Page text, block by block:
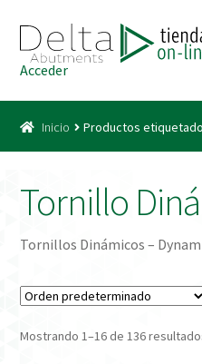
a
la
navegación
al
contenido
Acceso
Condiciones generales
Acceder
Inicio Productos
Tornillo
Tornillos Dinámicos –
Mostrando 1–16 de 136